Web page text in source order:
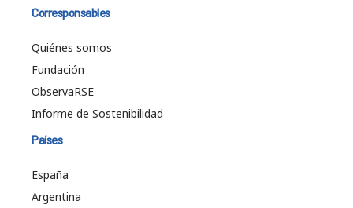
Corresponsables
Quiénes somos
Fundación
ObservaRSE
Informe de Sostenibilidad
Países
España
Argentina